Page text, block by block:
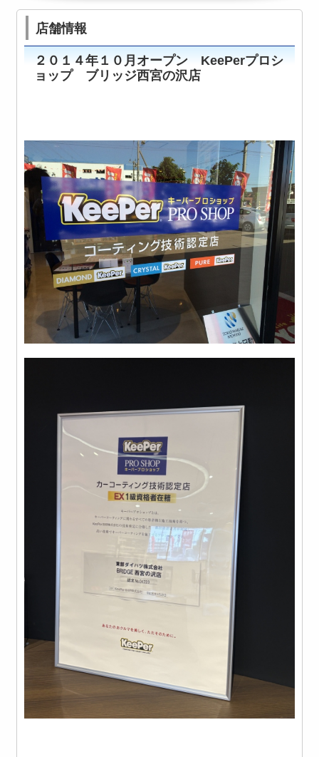
店舗情報
２０１４年１０月オープン KeePerプロシ
ョップ ブリッジ西宮の沢店